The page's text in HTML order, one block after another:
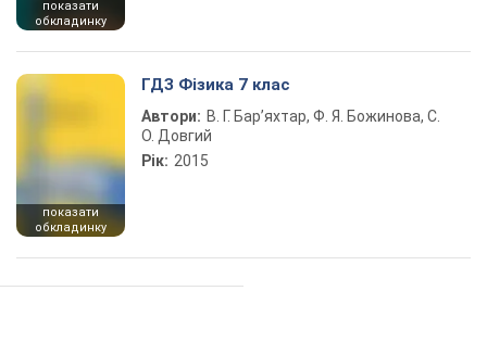
показати
обкладинку
показати
обкладинку
ГДЗ Фізика 7 клас
Автори: В. Г. Бар’яхтар, Ф. Я. Божинова, С.
О. Довгий
Рік: 2015